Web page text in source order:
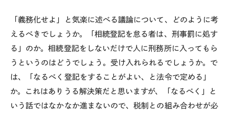
「義務化せよ」と気楽に述べる議論について、どのように考
えるべきでしょうか。「相続登記を怠る者は、刑事罰に処す
る」のか。相続登記をしないだけで人に刑務所に入ってもら
うというのはどうでしょう。受け入れられるでしょうか。で
は、「なるべく登記をすることがよい、と法令で定める」
か。これはありうる解決策だと思いますが、「なるべく」と
いう話ではなかなか進まないので、税制との組み合わせが必